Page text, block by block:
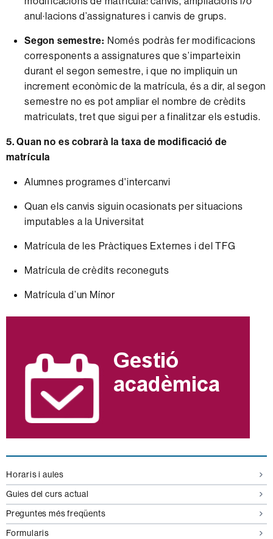
anul·lacions d’assignatures i canvis de grups.
Segon semestre: Només podràs fer modificacions
corresponents a assignatures que s’imparteixin
durant el segon semestre, i que no impliquin un
increment econòmic de la matrícula, és a dir, al segon
semestre no es pot ampliar el nombre de crèdits
matriculats, tret que sigui per a finalitzar els estudis.
5. Quan no es cobrarà la taxa de modificació de
matrícula
Alumnes programes d'intercanvi
Quan els canvis siguin ocasionats per situacions
imputables a la Universitat
Matrícula de les Pràctiques Externes i del TFG
Matrícula de crèdits reconeguts
Matrícula d’un Mínor
Informació
Horaris i aules
Guies del curs actual
Preguntes més freqüents
Formularis